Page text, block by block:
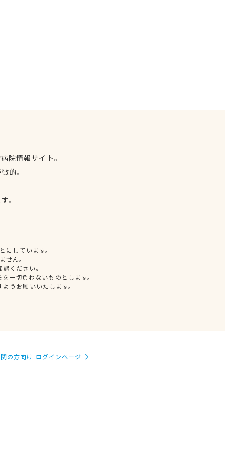
院情報サイト。
的。
。
しています。
せん。
ください。
一切負わないものとします。
うお願いいたします。
の方向け ログインページ